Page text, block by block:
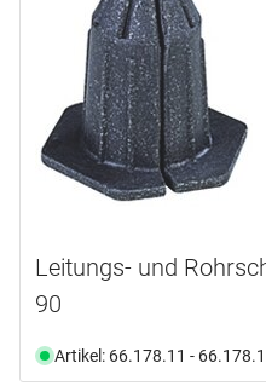
54.0 mm (1)
130.0 mm (2)
auf Mass (1)
Innen ø
(1)
Rollenlänge
50.0 (1)
Verfügbarkeit
Ab Lager verfügbar
Leitungs- und
90
Artikel: 66.178.11 -